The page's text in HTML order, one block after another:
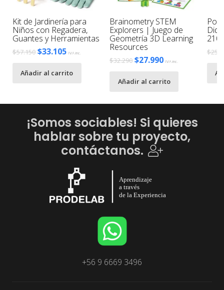
Kit de Jardinería para
Niños con Regadera,
Guantes y Herramientas
$57.150 El
original
$57.150.
$33.105El
actual
$33.105.
IVA inc.
Añadir al carrito
Brainometry STEM
Explorers | Juego de
Geometría 3D Learning
Resources
$32.290 El
original
era:
$32.290.
$27.990El
actual
es:
$27.990.
IVA inc.
Añadir al carrito
210
$
¡Somos sociables! Si quieres
hablar sobre tu proyecto,
contáctanos.
+56 9 6669 3496